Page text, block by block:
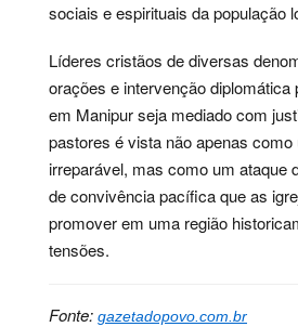
sociais e espirituais da população
Líderes cristãos de diversas
orações e intervenção diplomática
em Manipur seja mediado com
pastores é vista não apenas
irreparável, mas como um ataque
de convivência pacífica que as
promover em uma região
tensões.
Fonte: gazetadopovo.com.br